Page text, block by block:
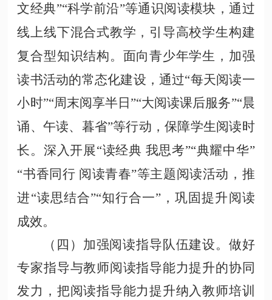
文经典”“科学前沿”等通识阅读模块，通过
线上线下混合式教学，引导高校学生构建
复合型知识结构。面向青少年学生，加强
读书活动的常态化建设，通过“每天阅读一
小时”“周末阅享半日”“大阅读课后服务”“晨
诵、午读、暮省”等行动，保障学生阅读时
长。深入开展“读经典 我思考”“典耀中华”
“书香同行 阅读青春”等主题阅读活动，推
进“读思结合”“知行合一”，巩固提升阅读
成效。
（四）加强阅读指导队伍建设。做好
专家指导与教师阅读指导能力提升的协同
发力，把阅读指导能力提升纳入教师培训